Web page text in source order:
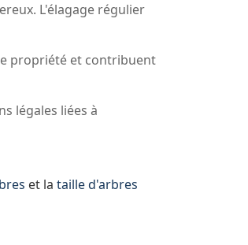
L'élagage régulier
propriété et contribuent
légales liées à
et la taille d'arbres